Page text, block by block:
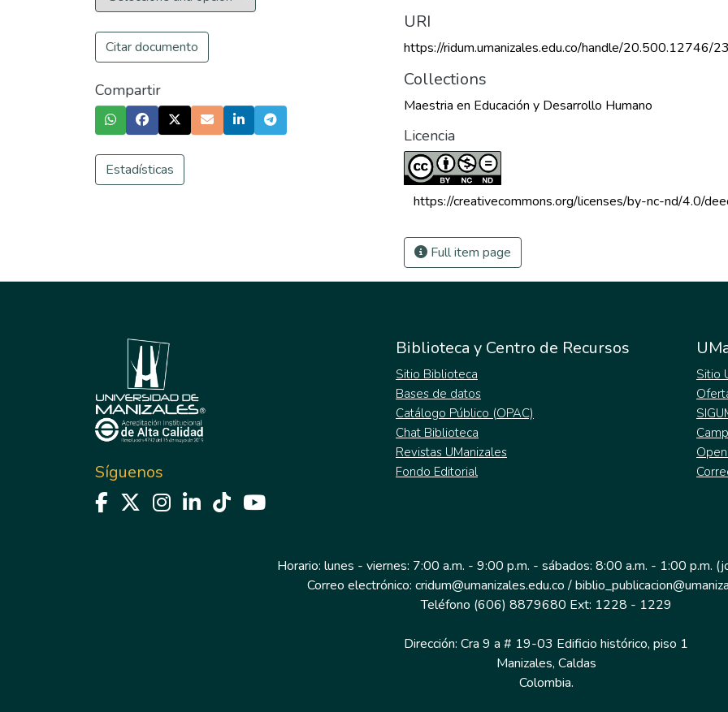
Citar documento
Compartir
Estadísticas
URI
https://ridum.umanizales.edu.co/handle/20.500.12746/
Collections
Maestria en Educación y Desarrollo Humano
Licencia
https://creativecommons.org/licenses/by-nc-nd/4.0/
Full item page
Síguenos
Biblioteca y Centro de Recursos
Sitio Biblioteca
Bases de datos
Catálogo Público (OPAC)
Chat Biblioteca
Revistas UManizales
Fondo Editorial
Sitio
Horario: lunes - viernes: 7:00 a.m. - 9:00 p.m. - sábados: 8:00 a.m. - 1:00 p.m.
Correo electrónico: cridum@umanizales.edu.co /
Teléfono (606) 8879680 Ext: 1228 - 1229
Dirección: Cra 9 a # 19-03 Edificio histórico, piso 1
Manizales, Caldas
Colombia.